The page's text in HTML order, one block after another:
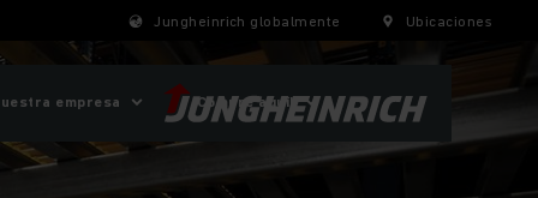
Jungheinrich globalmente Ubicaciones
empresa ¡Compre aquí!